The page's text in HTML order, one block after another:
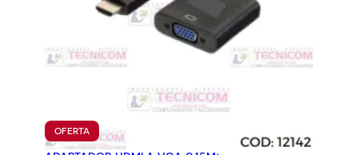
OFERTAPRODUCTO
EN